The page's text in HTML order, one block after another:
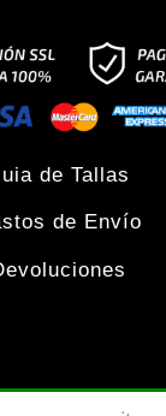
página
de
Las
de Tallas
de Envío